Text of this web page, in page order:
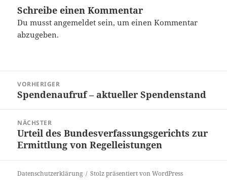
Schreibe einen Kommentar
Du musstangemeldet sein, um einen Kommentar
abzugeben.
VORHERIGER
Vorheriger
Spendenaufruf – aktueller Spendenstand
NÄCHSTER
Nächster
Beitrag:
Urteil des Bundesverfassungsgerichts zur
Ermittlung von Regelleistungen
Datenschutzerklärung Stolz präsentiert von WordPress